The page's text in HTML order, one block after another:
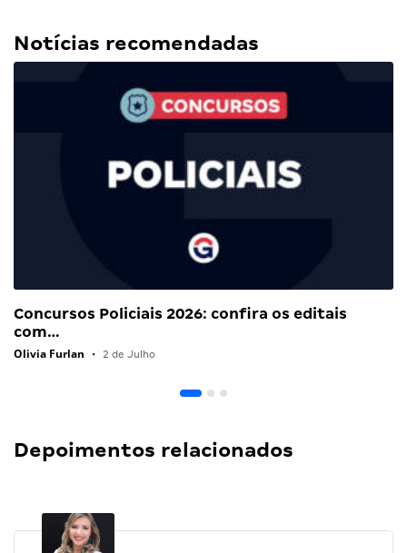
Notícias recomendadas
Concursos Policiais 2026: confira os editais
com…
Olivia Furlan • 2 de Julho
Depoimentos relacionados